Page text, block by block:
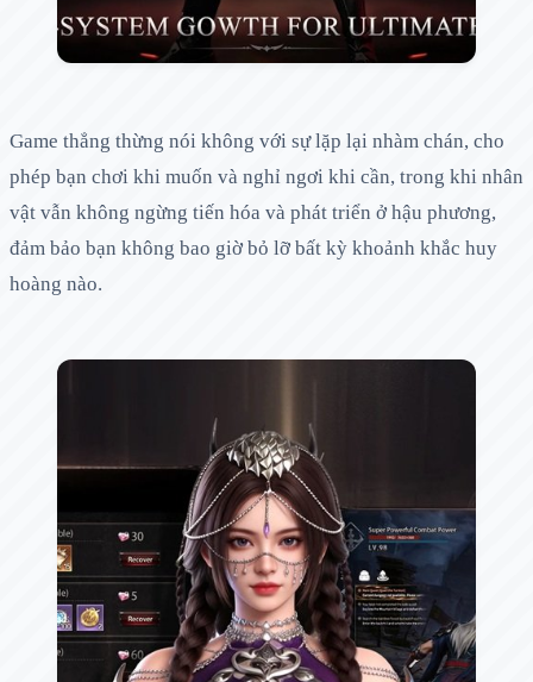
Game thẳng thừng nói không với sự lặp lại nhàm chán, cho
phép bạn chơi khi muốn và nghỉ ngơi khi cần, trong khi nhân
vật vẫn không ngừng tiến hóa và phát triển ở hậu phương,
đảm bảo bạn không bao giờ bỏ lỡ bất kỳ khoảnh khắc huy
hoàng nào.